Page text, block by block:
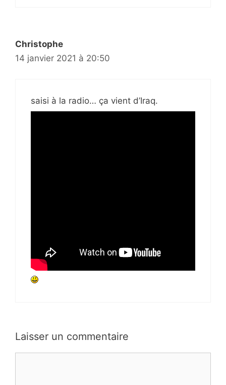
Christophe
14 janvier 2021 à 20:50
saisi à la radio… ça vient d’Iraq.
Laisser un commentaire